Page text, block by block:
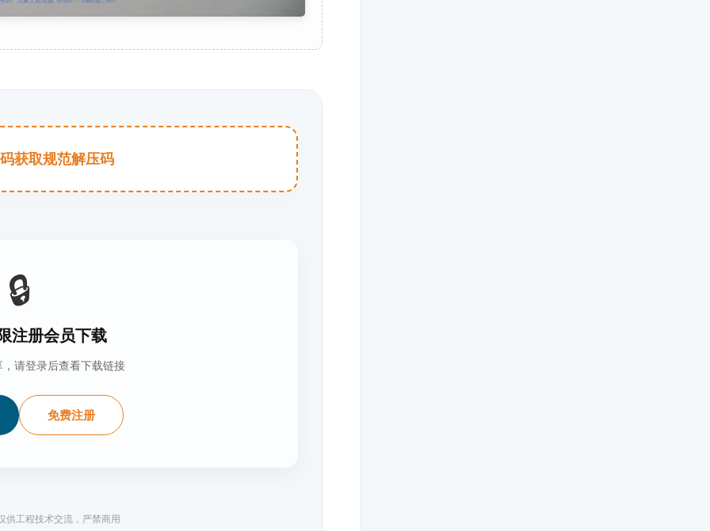
获取规范解压码
🔒
注册会员下载
请登录后查看下载链接
免费注册
供工程技术交流，严禁商用